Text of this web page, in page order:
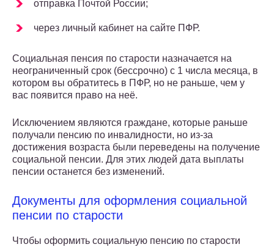
отправка Почтой России;
через личный кабинет на сайте ПФР.
Социальная пенсия по старости назначается на
неограниченный срок (бессрочно) с 1 числа месяца, в
котором вы обратитесь в ПФР, но не раньше, чем у
вас появится право на неё.
Исключением являются граждане, которые раньше
получали пенсию по инвалидности, но из-за
достижения возраста были переведены на получение
социальной пенсии. Для этих людей дата выплаты
пенсии останется без изменений.
Документы для оформления социальной
пенсии по старости
Чтобы оформить социальную пенсию по старости